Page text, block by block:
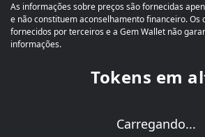
As informações sobre preços são fornecidas
e não constituem aconselhamento financeiro. Os
fornecidos por terceiros e a Gem Wallet não
informações.
Tokens em
Carregando...